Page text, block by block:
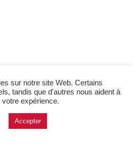
sur notre site Web. Certains
tandis que d'autres nous aident à
expérience.
Accepter